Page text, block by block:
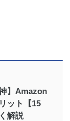
】Amazon
ット【15
解説